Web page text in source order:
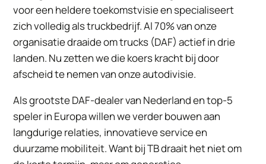
voor een heldere toekomstvisie en specialiseert
zich volledig als truckbedrijf. Al 70% van onze
organisatie draaide om trucks (DAF) actief in drie
landen. Nu zetten we die koers kracht bij door
afscheid te nemen van onze autodivisie.
Als grootste DAF-dealer van Nederland en top-5
speler in Europa willen we verder bouwen aan
langdurige relaties, innovatieve service en
duurzame mobiliteit. Want bij TB draait het niet om